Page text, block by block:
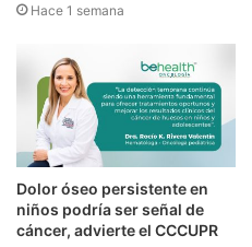
Hace 1 semana
Dolor óseo persistente en
niños podría ser señal de
cáncer, advierte el CCCUPR